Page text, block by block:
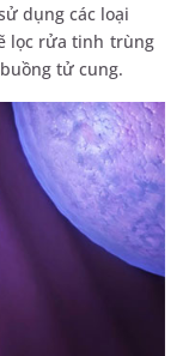
dụng các loại
lọc rửa tinh trùng
tử cung.